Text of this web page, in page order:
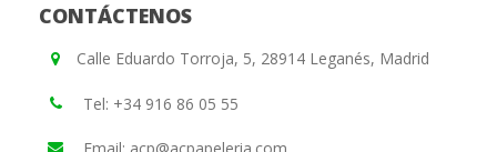
CONTÁCTENOS
Calle Eduardo Torroja, 5, 28914 Leganés, Madrid
Tel: +34 916 86 05 55
Email: acp@acpapeleria.com